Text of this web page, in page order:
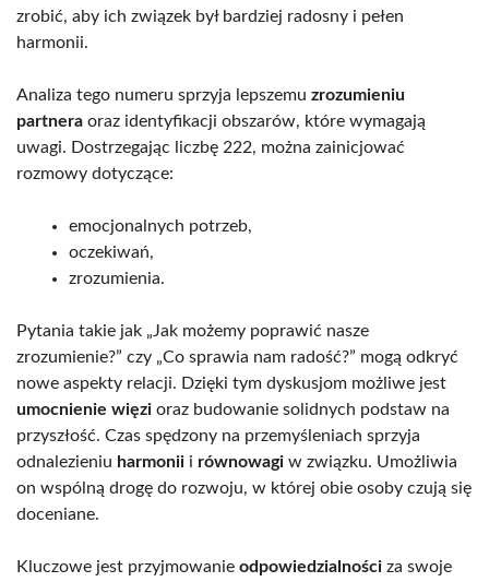
zrobić, aby ich związek był bardziej radosny i pełen
harmonii.
Analiza tego numeru sprzyja lepszemu zrozumieniu
partnera oraz identyfikacji obszarów, które wymagają
uwagi. Dostrzegając liczbę 222, można zainicjować
rozmowy dotyczące:
emocjonalnych potrzeb,
oczekiwań,
zrozumienia.
Pytania takie jak „Jak możemy poprawić nasze
zrozumienie?” czy „Co sprawia nam radość?” mogą odkryć
nowe aspekty relacji. Dzięki tym dyskusjom możliwe jest
umocnienie więzi oraz budowanie solidnych podstaw na
przyszłość. Czas spędzony na przemyśleniach sprzyja
odnalezieniu harmonii i równowagi w związku. Umożliwia
on wspólną drogę do rozwoju, w której obie osoby czują się
doceniane.
Kluczowe jest przyjmowanie odpowiedzialności za swoje